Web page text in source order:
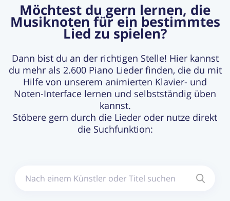
FAQ
Login Jetzt Abonnieren
Möchtest du gern lernen, die
Musiknoten für ein bestimmtes
Lied zu spielen?
Dann bist du an der richtigen Stelle! Hier kannst
du mehr als 2.600 Piano Lieder finden, die du mit
Hilfe von unserem animierten Klavier- und
Noten-Interface lernen und selbstständig üben
kannst.
Stöbere gern durch die Lieder oder nutze direkt
die Suchfunktion: